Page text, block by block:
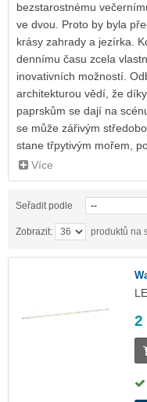
bezstarostnému
ve dvou. Proto by byla
krásy zahrady a jezírka.
dennímu času zcela
inovativních možností.
architekturou vědí, že
paprskům se dají na
se může zářivým
stane třpytivým mořem,
Více
Seřadit podle
Zobrazit: produktů na
2